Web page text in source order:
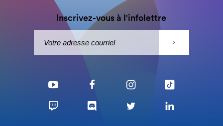
Inscrivez-vous à l'infolettre